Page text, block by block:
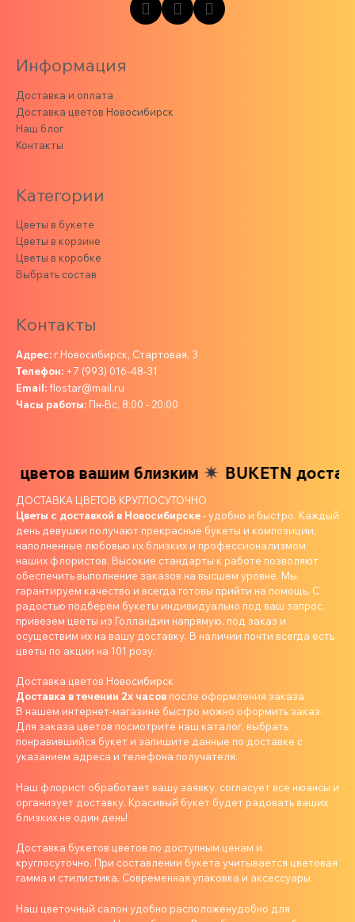
Информация
Доставка и оплата
Доставка цветов Новосибирск
Наш блог
Контакты
Категории
Цветы в букете
Цветы в корзине
Цветы в коробке
Выбрать состав
Контакты
Адрес: г.Новосибирск, Стартовая, 3
Телефон: +7 (993) 016-48-31
Email:flostar@mail.ru
Часы работы: Пн-Вс, 8:00 - 20:00
цветов вашим близким BUKETN
ДОСТАВКА ЦВЕТОВ КРУГЛОСУТОЧНО
Цветы с доставкой в Новосибирске- удобно и быстро. Каждый
день девушки получают прекрасные букеты и композиции,
наполненные любовью их близких и профессионализмом
наших флористов. Высокие стандарты к работе позволяют
обеспечить выполнение заказов на высшем уровне. Мы
гарантируем качество и всегда готовы прийти на помощь. С
радостью подберем букеты индивидуально под ваш запрос,
привезем цветы из Голландии напрямую, под заказ и
осуществим их на вашу доставку. В наличии почти всегда есть
цветы по акции на 101 розу.
Доставка цветов Новосибирск
Доставка в течении 2х часов после оформления заказа
В нашем интернет-магазине быстро можно оформить заказ.
Для заказа цветов посмотрите наш каталог, выбрать
понравившийся букет и запишите данные по доставке с
указанием адреса и телефона получателя.
Наш флорист обработает вашу заявку, согласует все нюансы и
организует доставку. Красивый букет будет радовать ваших
близких не один день!
Доставка букетов цветов по доступным ценам и
круглосуточно. При составлении букета учитывается цветовая
гамма и стилистика. Современная упаковка и аксессуары.
Наш цветочный салон удобно расположенудобно для